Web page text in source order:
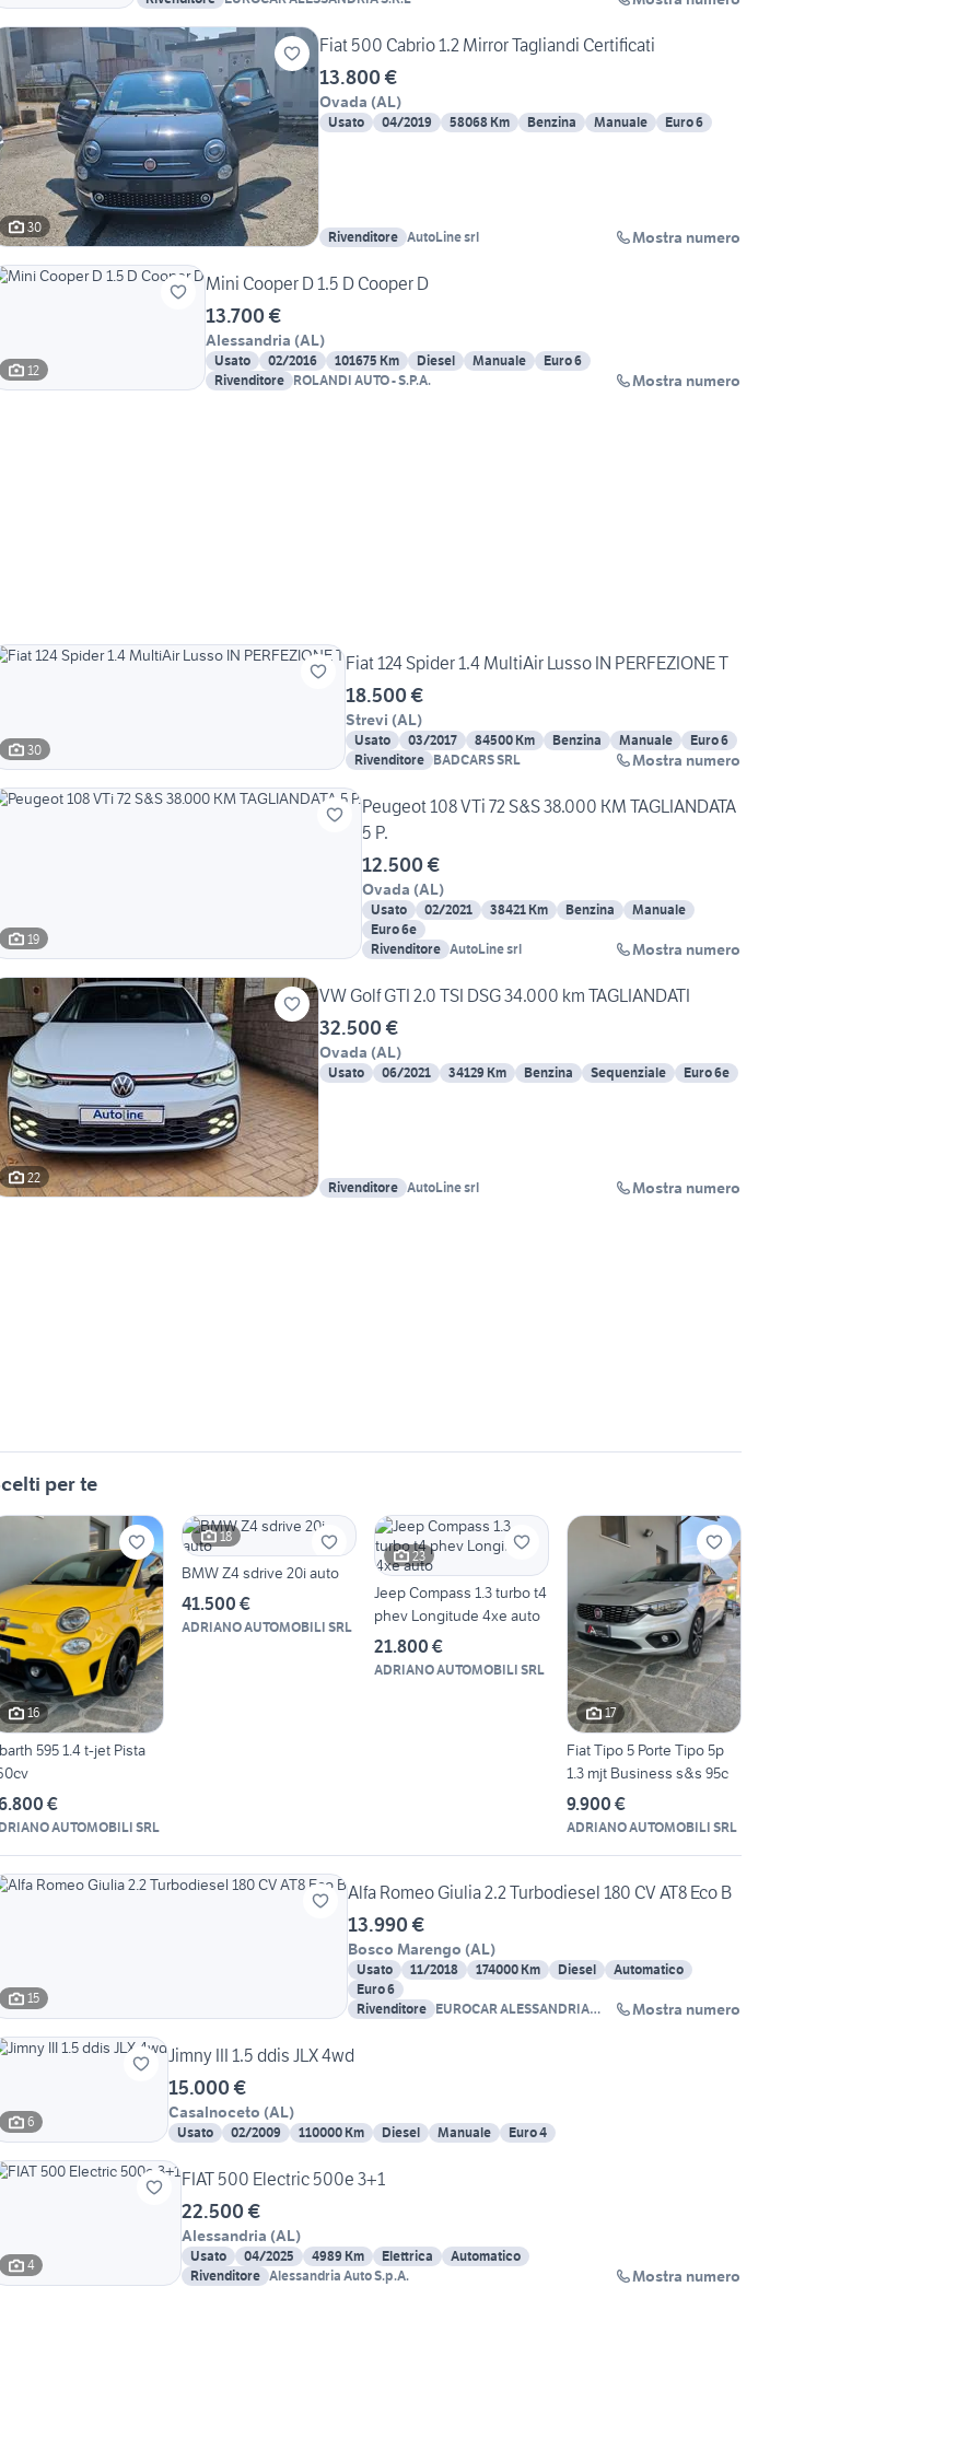
30
Fiat 500 Cabrio 1.2 Mirror Tagliandi Certificati
13.800 €
Ovada (AL)
Usato 04/2019 58068 Km Benzina Manuale Euro 6
Rivenditore AutoLine srl Mostra numero
12
Mini Cooper D 1.5 D Cooper D
13.700 €
Alessandria (AL)
Usato 02/2016 101675 Km Diesel Manuale
Euro 6
Rivenditore ROLANDI AUTO - S.P.A. Mostra numero
30
Fiat 124 Spider 1.4 MultiAir Lusso IN PERFEZIONE T
18.500 €
Strevi (AL)
Usato 03/2017 84500 Km Benzina Manuale
Euro 6
Rivenditore BADCARS SRL Mostra numero
19
Peugeot 108 VTi 72 S&S 38.000 KM TAGLIANDATA
5 P.
12.500 €
Ovada (AL)
Usato 02/2021 38421 Km Benzina
Manuale
Euro 6e
Rivenditore AutoLine srl Mostra numero
22
VW Golf GTI 2.0 TSI DSG 34.000 km TAGLIANDATI
32.500 €
Ovada (AL)
Usato 06/2021 34129 Km Benzina Sequenziale Euro 6e
Rivenditore AutoLine srl Mostra numero
per te
16
595 1.4 t-jet Pista
€
AUTOMOBILI SRL
18
BMW Z4 sdrive 20i auto
41.500 €
ADRIANO AUTOMOBILI SRL
23
Jeep Compass 1.3 turbo t4
phev Longitude 4xe auto
21.800 €
ADRIANO AUTOMOBILI SRL
17
Fiat Tipo 5 Porte Tipo 5p
1.3 mjt Business s&s 95c
9.900 €
ADRIANO AUTOMOBILI SRL
15
Alfa Romeo Giulia 2.2 Turbodiesel 180 CV AT8 Eco B
13.990 €
Bosco Marengo (AL)
Usato 11/2018 174000 Km Diesel
Automatico
Euro 6
Rivenditore EUROCAR ALESSANDRIA
Mostra numero
6
Jimny III 1.5 ddis JLX 4wd
15.000 €
Casalnoceto (AL)
Usato 02/2009 110000 Km Diesel Manuale Euro 4
4
FIAT 500 Electric 500e 3+1
22.500 €
Alessandria (AL)
Usato 04/2025 4989 Km Elettrica
Automatico
Rivenditore Alessandria Auto S.p.A. Mostra numero